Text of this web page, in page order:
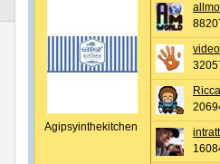
Agipsyinthekitchen